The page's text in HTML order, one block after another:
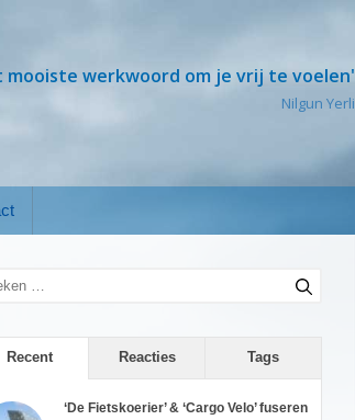
mooiste werkwoord om je vrij te voelen'
Nilgun Yerli
Recent Reacties Tags
‘De Fietskoerier’ & ‘Cargo Velo’ fuseren